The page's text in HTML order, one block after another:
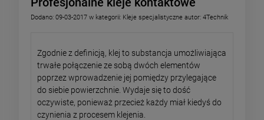
Dodano: 09-03-2017 w kategorii: Kleje specjalistyczne autor: 4Technik
Zgodnie z definicją, klej to substancja umożliwiająca
trwałe połączenie ze sobą dwóch elementów
poprzez wprowadzenie jej pomiędzy przylegające
do siebie powierzchnie. Wydaje się to dość
oczywiste, ponieważ przecież każdy miał kiedyś do
czynienia z procesem klejenia.